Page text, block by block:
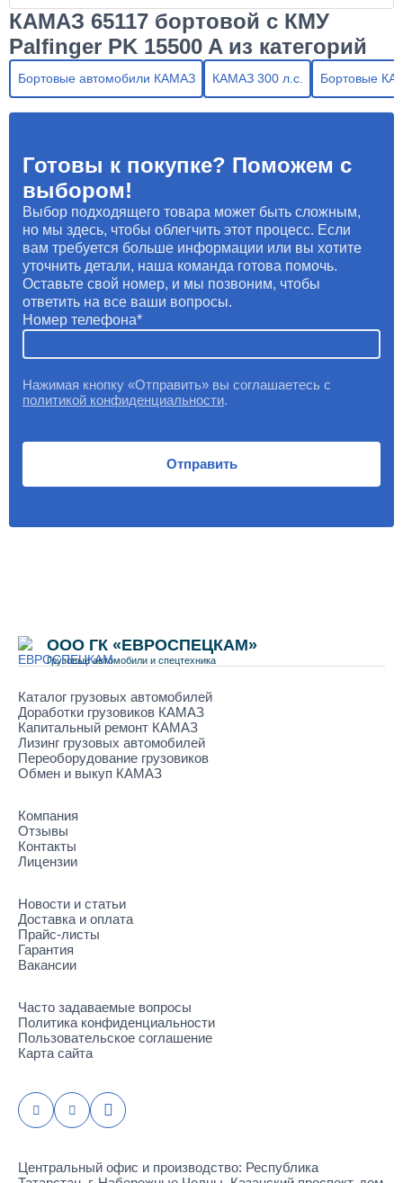
КАМАЗ 65117 бортовой с КМУ
Palfinger PK 15500 A из категорий
Бортовые автомобили КАМАЗ КАМАЗ 300 л.с. Бортовые
Готовы к покупке? Поможем с
выбором!
Выбор подходящего товара может быть сложным,
но мы здесь, чтобы облегчить этот процесс. Если
вам требуется больше информации или вы хотите
уточнить детали, наша команда готова помочь.
Оставьте свой номер, и мы позвоним, чтобы
ответить на все ваши вопросы.
Номер телефона
Нажимая кнопку «Отправить» вы соглашаетесь с
политикой конфиденциальности.
Отправить
ООО ГК «ЕВРОСПЕЦКАМ»
Грузовые автомобили и спецтехника
Каталог грузовых автомобилей
Доработки грузовиков КАМАЗ
Капитальный ремонт КАМАЗ
Лизинг грузовых автомобилей
Переоборудование грузовиков
Обмен и выкуп КАМАЗ
Компания
Отзывы
Контакты
Лицензии
Новости и статьи
Доставка и оплата
Прайс-листы
Гарантия
Вакансии
Часто задаваемые вопросы
Политика конфиденциальности
Пользовательское соглашение
Карта сайта
Центральный офис и производство: Республика